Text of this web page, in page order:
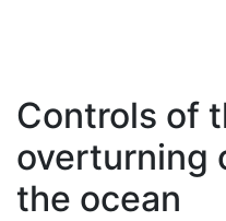
Controls of
overturning
the ocean